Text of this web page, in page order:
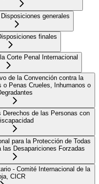
generales
finales
Corte Penal Internacional
de la Convención contra la
o Penas Crueles, Inhumanos o
Derechos de las Personas con
para la Protección de Todas
las Desapariciones Forzadas
- Comité Internacional de la
CICR